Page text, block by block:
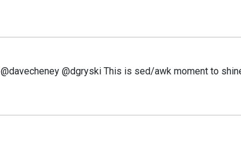
@davecheney @dgryski This is sed/awk moment to